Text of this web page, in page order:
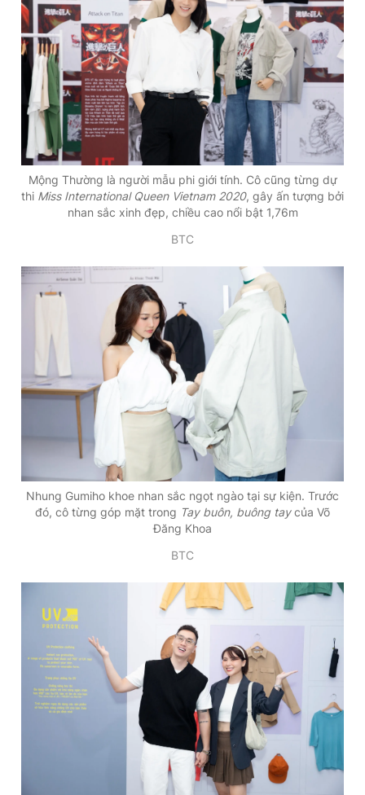
Mộng Thường là người mẫu phi giới tính. Cô cũng từng dự
thi Miss International Queen Vietnam 2020, gây ấn tượng bởi
nhan sắc xinh đẹp, chiều cao nổi bật 1,76m
BTC
Nhung Gumiho khoe nhan sắc ngọt ngào tại sự kiện. Trước
đó, cô từng góp mặt trong Tay buôn, buông taycủa Võ
Đăng Khoa
BTC